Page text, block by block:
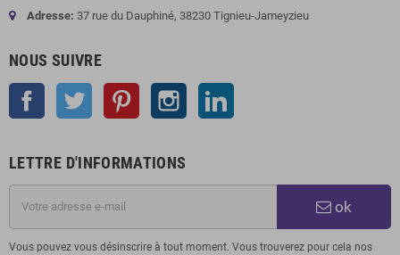
Adresse: 37 rue du Dauphiné, 38230 Tignieu-Jameyzieu
NOUS SUIVRE
Facebook Twitter Pinterest Instagram
LETTRE D'INFORMATIONS
ok
Vous pouvez vous désinscrire à tout moment. Vous trouverez pour cela nos